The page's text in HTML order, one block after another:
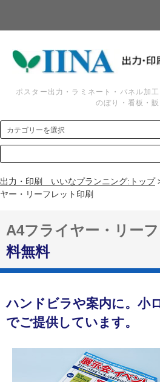
ポスター出力・ラミネート・パネル加
のぼり・看板・
出力・印刷 いいなプランニング:トップ
ヤー・リーフレット印刷
A4フライヤー・リー
料無料
ハンドビラや案内に。小
でご提供しています。